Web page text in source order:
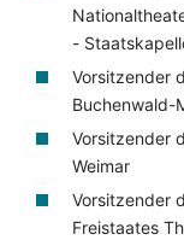
-
Vorsitzender
Buchenwald-
Vorsitzender
Weimar
Vorsitzender
Freistaates